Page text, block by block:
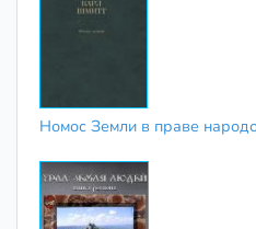
Номос Земли в праве